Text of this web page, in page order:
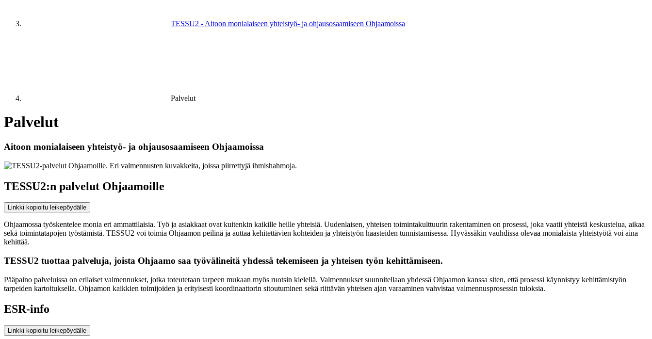
TESSU2 - Aitoon monialaiseen yhteistyö- ja ohjausosaamiseen Ohjaamoissa
Palvelut
Palvelut
Aitoon monialaiseen yhteistyö- ja ohjausosaamiseen Ohjaamoissa
TESSU2:n palvelut Ohjaamoille
Linkki kopioitu leikepöydälle
Ohjaamossa työskentelee monia eri ammattilaisia. Työ ja asiakkaat ovat kuitenkin kaikille heille yhteisiä. Uudenlaisen, yhteisen toimintakulttuurin rakentaminen on prosessi, joka vaatii yhteistä keskustelua, aikaa
sekä toimintatapojen työstämistä. TESSU2 voi toimia Ohjaamon peilinä ja auttaa kehitettävien kohteiden ja yhteistyön haasteiden tunnistamisessa. Hyvässäkin vauhdissa olevaa monialaista yhteistyötä voi aina
kehittää.
TESSU2 tuottaa palveluja, joista Ohjaamo saa työvälineitä yhdessä tekemiseen ja yhteisen työn kehittämiseen.
Pääpaino palveluissa on erilaiset valmennukset, jotka toteutetaan tarpeen mukaan myös ruotsin kielellä. Valmennukset suunnitellaan yhdessä Ohjaamon kanssa siten, että prosessi käynnistyy kehittämistyön
tarpeiden kartoituksella. Ohjaamon kaikkien toimijoiden ja erityisesti koordinaattorin sitoutuminen sekä riittävän yhteisen ajan varaaminen vahvistaa valmennusprosessin tuloksia.
ESR-info
Linkki kopioitu leikepöydälle